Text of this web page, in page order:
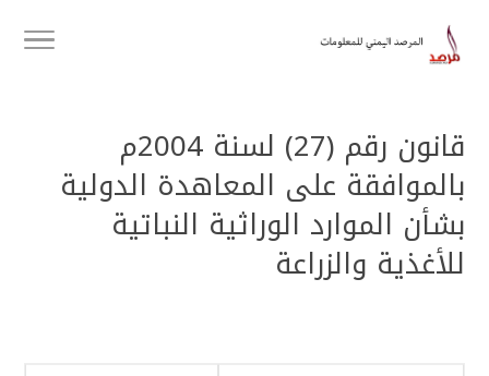
قانون رقم (27) لسنة 2004م
بالموافقة على المعاهدة الدولية
بشأن الموارد الوراثية النباتية
للأغذية والزراعة